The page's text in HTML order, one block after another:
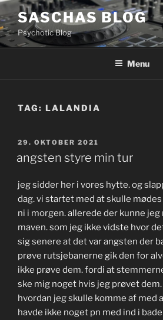
Videre
til
indhold
SASCHAS BLOG
Psychotic Blog
Menu
TAG: LALANDIA
UDGIVET
29. OKTOBER 2021
angsten styre min tur
jeg sidder her i vores hytte. og
dag. vi startet med at skulle
ni i morgen. allerede der kunne
maven. som jeg ikke vidste hvor
sig senere at det var angsten der
prøve rutsjebanerne gik den for
ikke prøve dem. fordi at
ske mig noget hvis jeg prøvet
hvordan jeg skulle komme af med
havde ikke noget pn med ind i